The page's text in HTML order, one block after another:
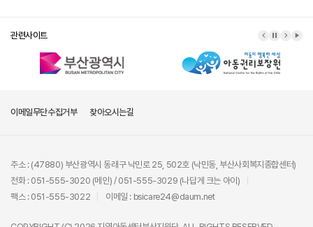
관련사이트
이메일무단수집거부 찾아오시는길
주소 : (47880) 부산광역시 동래구 낙민로 25, 502호 (낙민동, 부산사회복지종합센터)
전화 : 051-555-3020 (메인) / 051-555-3029 (나답게 크는 아이)
팩스 : 051-555-3022
이메일 : bsicare24@daum.net